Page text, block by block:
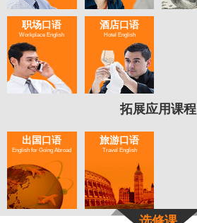
职场口语
Workplace English
酒店口语
Hotel English
拓展应用课程
出国口语
English for Going Abroad
旅游口语
Travel English